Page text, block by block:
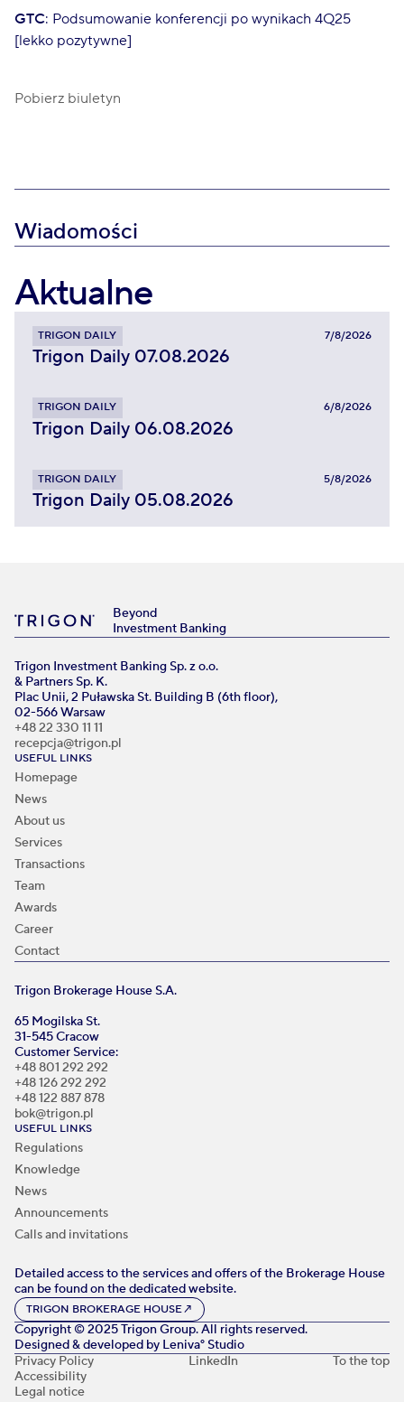
GTC: Podsumowanie konferencji po wynikach 4Q25
[lekko pozytywne]
Pobierz biuletyn
Wiadomości
Aktualne
TRIGON DAILY 7/8/2026
Trigon Daily 07.08.2026
TRIGON DAILY 6/8/2026
Trigon Daily 06.08.2026
TRIGON DAILY 5/8/2026
Trigon Daily 05.08.2026
Beyond
Investment Banking
Trigon Investment Banking Sp. z o.o.
& Partners Sp. K.
Plac Unii, 2 Puławska St. Building B (6th floor),
02-566 Warsaw
+48 22 330 11 11
recepcja@trigon.pl
USEFUL LINKS
Homepage
News
About us
Services
Transactions
Team
Awards
Career
Contact
Trigon Brokerage House S.A.
65 Mogilska St.
31-545 Cracow
Customer Service:
+48 801 292 292
+48 126 292 292
+48 122 887 878
bok@trigon.pl
USEFUL LINKS
Regulations
Knowledge
News
Announcements
Calls and invitations
Detailed access to the services and offers of the Brokerage House
can be found on the dedicated website.
TRIGON BROKERAGE HOUSE↗
Copyright © 2025 Trigon Group. All rights reserved.
Designed & developed by Leniva° Studio
Privacy Policy
Accessibility
Legal notice
LinkedIn To the top